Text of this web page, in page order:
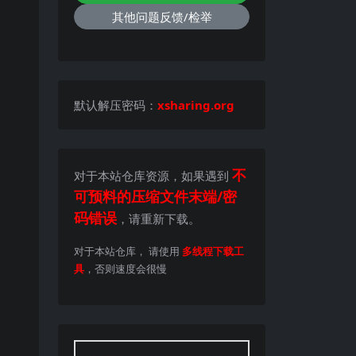
其他问题反馈/检举
默认解压密码： xsharing.org
对于本站仓库资源，如果遇到 不
可预料的压缩文件末端/密
码错误 ，请重新下载。
对于本站仓库， 请使用 多线程下载工
具 ，否则速度会很慢